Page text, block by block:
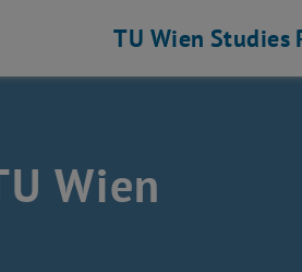
TU Wien Studies
Wien